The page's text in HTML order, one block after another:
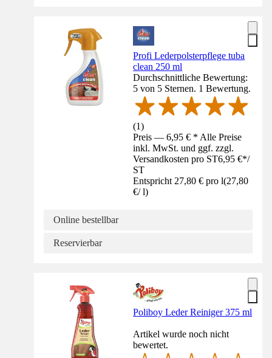
Profi Lederpolsterpflege tuba
clean 250 ml
Durchschnittliche Bewertung:
5 von 5 Sternen. 1 Bewertung.
(1)
Preis — 6,95 € * Alle Preise
inkl. MwSt. und ggf. zzgl.
Versandkosten pro ST6,95 €*/
ST
Entspricht 27,80 € pro l(27,80
€/ l)
Online bestellbar
Reservierbar
Poliboy Leder Reiniger 375 ml
Artikel wurde noch nicht
bewertet.